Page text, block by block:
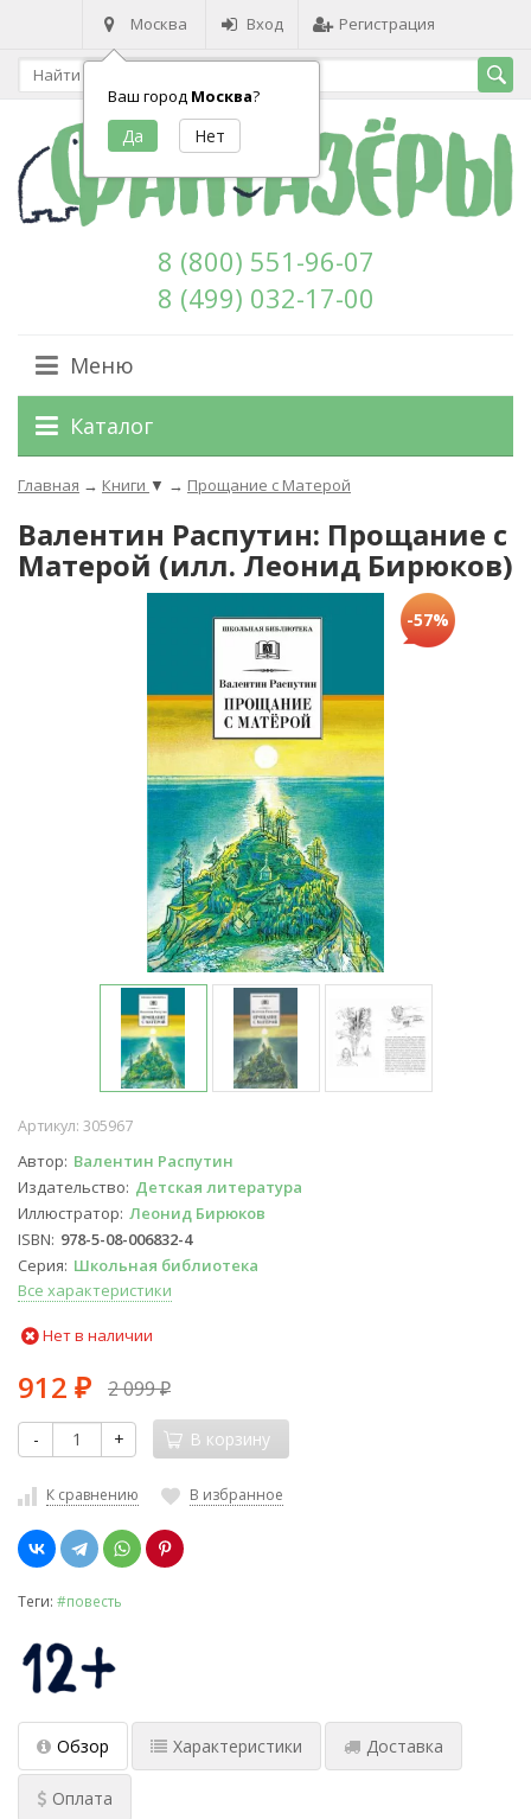
Москва
Ваш город Москва?
Вход Регистрация
8 (800) 551-96-07
8 (499) 032-17-00
Меню
Каталог
Главная → Книги ▼ → Прощание с Матерой
Валентин Распутин: Прощание с
Матерой (илл. Леонид Бирюков)
-57%
Артикул: 305967
Автор Валентин Распутин
Издательство Детская литература
Иллюстратор Леонид Бирюков
ISBN 978-5-08-006832-4
Серия Школьная библиотека
Все характеристики
Нет в наличии
912 ₽ 2 099₽
- + В корзину
К сравнению В избранное
Теги: #повесть
Обзор Характеристики Доставка
Оплата